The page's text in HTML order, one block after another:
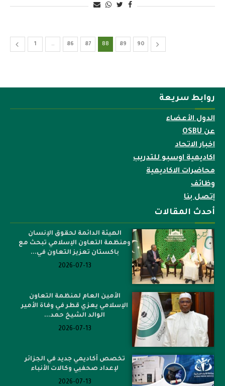
1 … 86 87 88 89 90
روابط سريعة
الدول الأعضاء
عن OSBU
اخبار الاتحاد
اكاديمية اوسبو للتدريب
محاضرات الاكاديمية
وظائف
إتصل بنا
أحدث المقالات
الهيئة الدائمة لحقوق الإنسان
ومنظمة التعاون الإسلامي تبحث مع
باكستان تعزيز التعاون في...
2026-07-13
الأمين العام لمنظمة التعاون
الإسلامي يعزي قطر في وفاة الأمير
الوالد الشيخ حمد...
2026-07-13
تخصص أكاديمي جديد في الجزائر
لإعداد صحفيي وكالات الأنباء
2026-07-13